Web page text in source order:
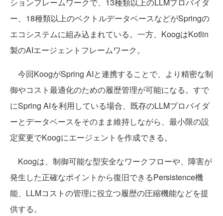
ションフレームワークで、13種類以上のLLMプロバイダ
ー、18種類以上のベクトルデータベースなどがSpringの
エコシステムに組み込まれている。一方、KoogはKotlin
製のAIエージェントフレームワーク。
今回KoogがSpring AIと連携することで、より精密な制
御やコスト最適化のための履歴管理が可能になる。すで
にSpring AIを利用している場合、既存のLLMプロバイダ
ーとデータベースをそのまま維持しながら、最小限の設
定変更でKoogにエージェントを作成できる。
Koogは、制御可能な型安全なワークフローや、障害が
発生した正確なポイントから復旧できるPersistence機
能、LLMコストの管理に役立つ履歴の圧縮機能などを提
供する。